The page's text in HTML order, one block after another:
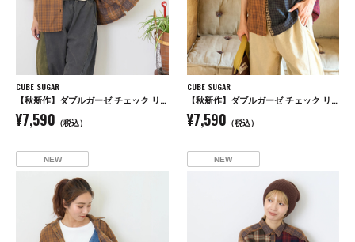
CUBE SUGAR
【秋新作】ダブルガーゼ チェック リバーシブル 5分袖 ドルマンシャツ
¥7,590 （税込）
CUBE SUGAR
【秋新作】ダブルガーゼ チェック リバーシブル 5分袖 ドルマンシャツ
¥7,590 （税込）
NEW NEW